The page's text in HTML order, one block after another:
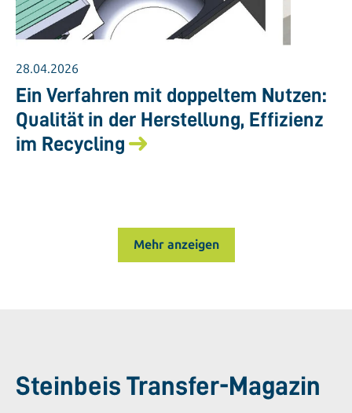
28.04.2026
Ein Verfahren mit doppeltem Nutzen:
Qualität in der Herstellung, Effizienz
im Recycling
Mehr anzeigen
Steinbeis Transfer-Magazin